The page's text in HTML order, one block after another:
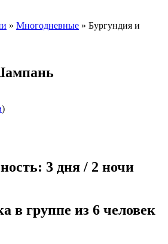
» Многодневные » Бургундия и
)
3 дня / 2 ночи
в группе из 6 человек